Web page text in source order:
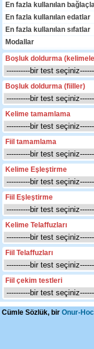
En fazla kullanılan
En fazla kullanılan edatlar
En fazla kullanılan sıfatlar
Modallar
Boşluk doldurma
Boşluk doldurma (fiiller)
Kelime tamamlama
Fiil tamamlama
Kelime Eşleştirme
Fiil Eşleştirme
Kelime Telaffuzları
Fiil Telaffuzları
Fiil çekim testleri
Cümle Sözlük, bir Onur-